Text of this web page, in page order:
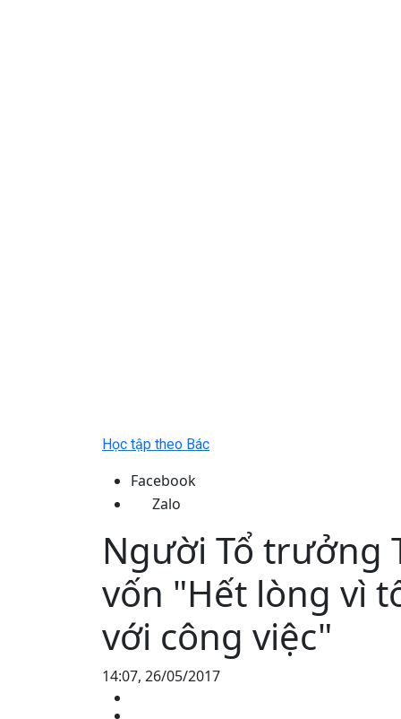
Học tập theo Bác
Facebook
Zalo
Người Tổ trưởng
vốn "Hết lòng vì
với công việc"
14:07, 26/05/2017